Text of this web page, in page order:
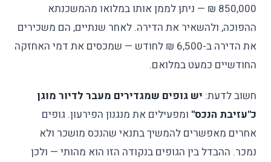
850,000 ₪ — ניתן לממן אותו במלואו מהמשכנתא
ההפוכה, ולהשאיר את הדירה. לאחר שנתיים, הם משכירים
את הדירה ב-6,500 ₪ לחודש — שמכסים את דמי האחזקה
החודשיים כמעט במלואם.
חשוב לדעת: יש גופים שמגדירים מעבר לדיור מוגן
כ"עזיבת הנכס" ומפעילים את מנגנון הפירעון. גופים
אחרים מאפשרים להמשיך בתנאי שהנכס מושכר ולא
נמכר. ההבדל בין הגופים בנקודה הזו הוא מהותי — ולכן